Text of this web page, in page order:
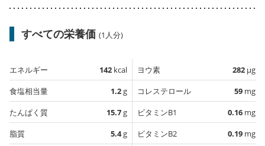
すべての栄養価 (1人分)
エネルギー 142 kcal
食塩相当量
1.2g
たんぱく質
15.7g
脂質
5.4g
ヨウ素 282 µg
コレステロール
59 mg
ビタミンB1
0.16 mg
ビタミンB2
0.19 mg